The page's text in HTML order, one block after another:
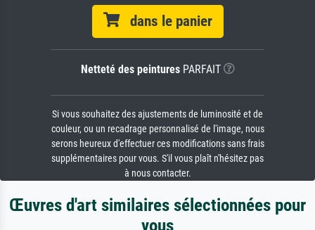
dans le panier
Netteté des peinturesPARFAIT
Si vous souhaitez des ajustements de luminosité et de
couleur, ou un recadrage personnalisé de l'image, nous
serons heureux d'effectuer ces modifications sans frais
supplémentaires pour vous. S'il vous plaît n'hésitez pas
à nous contacter.
Œuvres d'art similaires sélectionnées pour
vous